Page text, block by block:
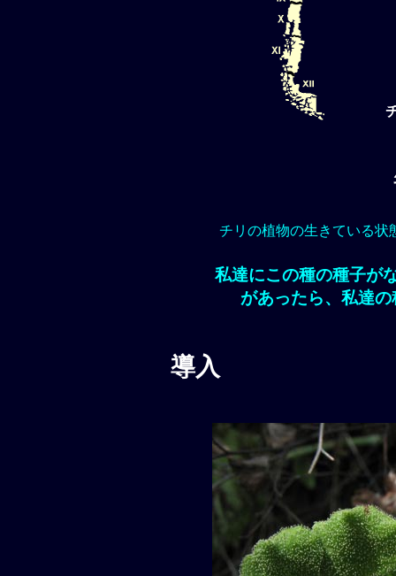
チリの植物の生きている状
私達にこの種の種子が
があったら、私達
導入